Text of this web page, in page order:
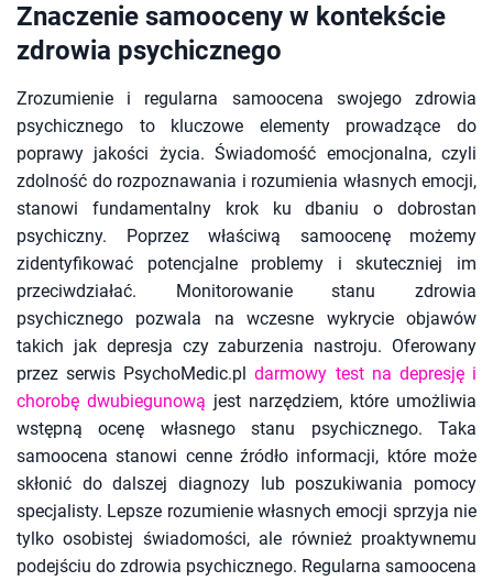
Znaczenie samooceny w kontekście
zdrowia psychicznego
Zrozumienie i regularna samoocena swojego zdrowia
psychicznego to kluczowe elementy prowadzące do
poprawy jakości życia. Świadomość emocjonalna, czyli
zdolność do rozpoznawania i rozumienia własnych emocji,
stanowi fundamentalny krok ku dbaniu o dobrostan
psychiczny. Poprzez właściwą samoocenę możemy
zidentyfikować potencjalne problemy i skuteczniej im
przeciwdziałać. Monitorowanie stanu zdrowia
psychicznego pozwala na wczesne wykrycie objawów
takich jak depresja czy zaburzenia nastroju. Oferowany
przez serwis PsychoMedic.pldarmowy test na depresję i
chorobę dwubiegunową jest narzędziem, które umożliwia
wstępną ocenę własnego stanu psychicznego. Taka
samoocena stanowi cenne źródło informacji, które może
skłonić do dalszej diagnozy lub poszukiwania pomocy
specjalisty. Lepsze rozumienie własnych emocji sprzyja nie
tylko osobistej świadomości, ale również proaktywnemu
podejściu do zdrowia psychicznego. Regularna samoocena